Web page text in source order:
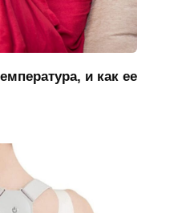
и как ее